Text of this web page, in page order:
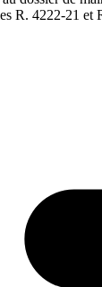
R. 4222-21 et